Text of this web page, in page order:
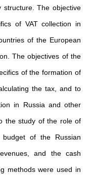
The objective
of VAT collection in
of the European
The objectives of the
of the formation of
the tax, and to
in Russia and other
the study of the role of
of the Russian
and the cash
methods were used in